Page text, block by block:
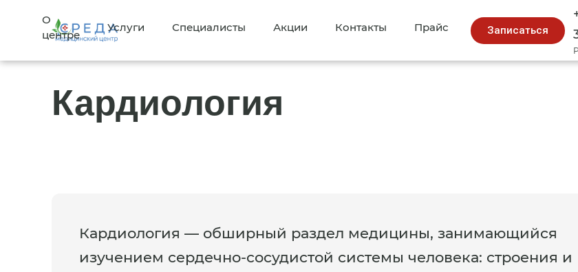
О
центре
Услуги Специалисты Акции Контакты Прайс Записаться
Кардиология
Кардиология — обширный раздел медицины, занимающийся
изучением сердечно-сосудистой системы человека: строения и